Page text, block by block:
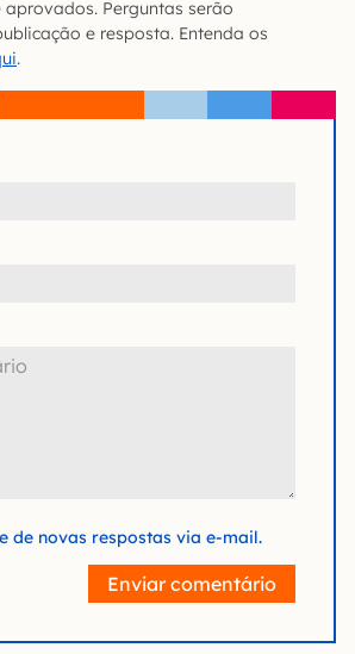
Perguntas serão
e resposta. Entenda os
.
de novas respostas via e-mail.
Enviar comentário